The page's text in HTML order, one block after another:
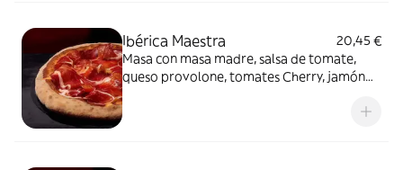
Ibérica Maestra
20,45 €
Masa con masa madre, salsa de tomate,
queso provolone, tomates Cherry, jamón